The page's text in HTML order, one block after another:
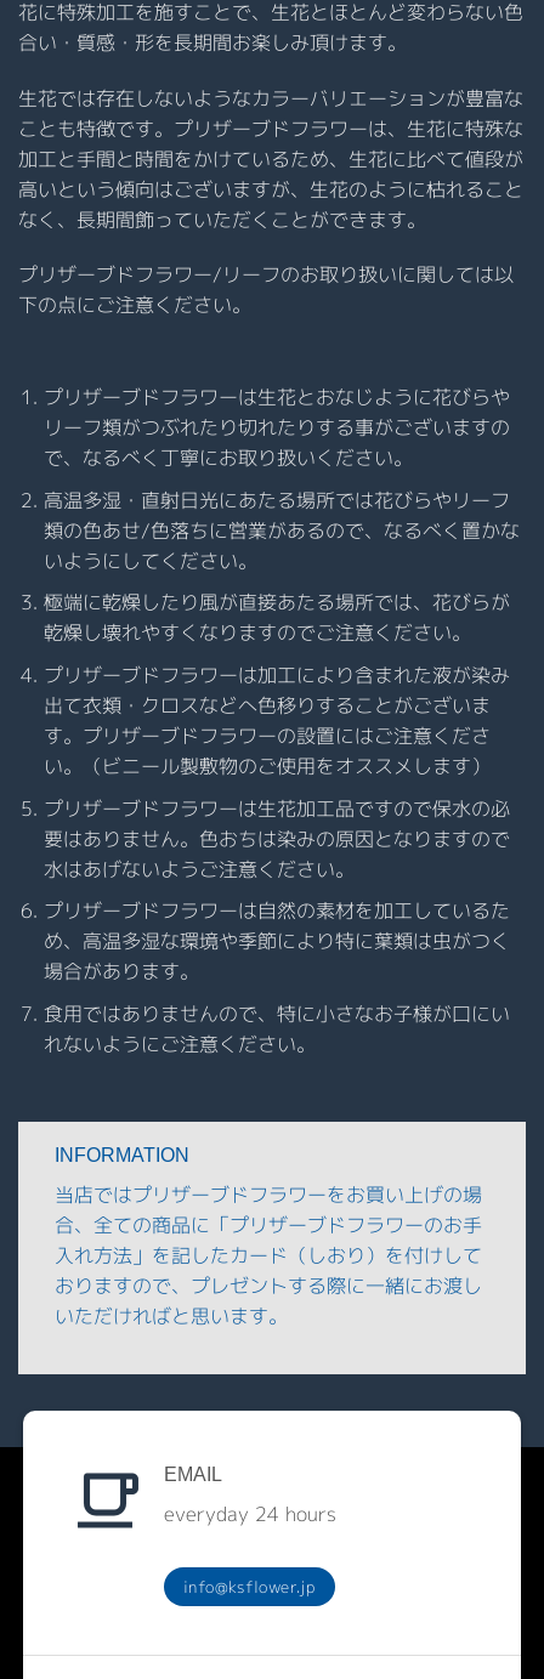
花に特殊加工を施すことで、生花とほとんど変わらない色
合い・質感・形を長期間お楽しみ頂けます。
生花では存在しないようなカラーバリエーションが豊富な
ことも特徴です。プリザーブドフラワーは、生花に特殊な
加工と手間と時間をかけているため、生花に比べて値段が
高いという傾向はございますが、生花のように枯れること
なく、長期間飾っていただくことができます。
プリザーブドフラワー/リーフのお取り扱いに関しては以
下の点にご注意ください。
プリザーブドフラワーは生花とおなじように花びらや
リーフ類がつぶれたり切れたりする事がございますの
で、なるべく丁寧にお取り扱いください。
高温多湿・直射日光にあたる場所では花びらやリーフ
類の色あせ/色落ちに営業があるので、なるべく置かな
いようにしてください。
極端に乾燥したり風が直接あたる場所では、花びらが
乾燥し壊れやすくなりますのでご注意ください。
プリザーブドフラワーは加工により含まれた液が染み
出て衣類・クロスなどへ色移りすることがございま
す。プリザーブドフラワーの設置にはご注意くださ
い。（ビニール製敷物のご使用をオススメします）
プリザーブドフラワーは生花加工品ですので保水の必
要はありません。色おちは染みの原因となりますので
水はあげないようご注意ください。
プリザーブドフラワーは自然の素材を加工しているた
め、高温多湿な環境や季節により特に葉類は虫がつく
場合があります。
食用ではありませんので、特に小さなお子様が口にい
れないようにご注意ください。
INFORMATION
当店ではプリザーブドフラワーをお買い上げの場
合、全ての商品に「プリザーブドフラワーのお手
入れ方法」を記したカード（しおり）を付けして
おりますので、プレゼントする際に一緒にお渡し
いただければと思います。
EMAIL
everyday 24 hours
info@ksflower.jp